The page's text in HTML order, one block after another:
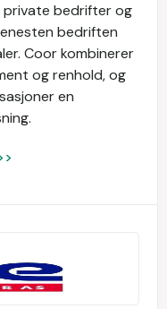
bedrifter og
bedriften
Coor kombinerer
og renhold, og
en